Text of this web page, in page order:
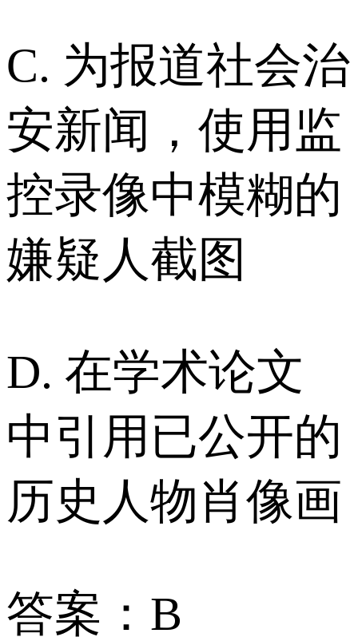
C. 为报道社会治
安新闻，使用监
控录像中模糊的
嫌疑人截图
D. 在学术论文
中引用已公开的
历史人物肖像画
答案：B